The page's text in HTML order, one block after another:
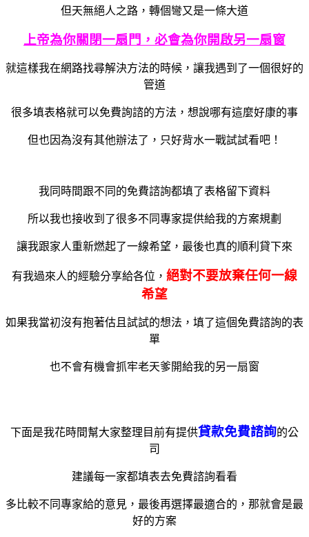
但天無絕人之路，轉個彎又是一條大道
上帝為你關閉一扇門，必會為你開啟另一扇窗
就這樣我在網路找尋解決方法的時候，讓我遇到了一個很好的
管道
很多填表格就可以免費詢諮的方法，想說哪有這麼好康的事
但也因為沒有其他辦法了，只好背水一戰試試看吧！
我同時間跟不同的免費諮詢都填了表格留下資料
所以我也接收到了很多不同專家提供給我的方案規劃
讓我跟家人重新燃起了一線希望，最後也真的順利貸下來
有我過來人的經驗分享給各位， 絕對不要放棄任何一線
希望
如果我當初沒有抱著估且試試的想法，填了這個免費諮詢的表
單
也不會有機會抓牢老天爹開給我的另一扇窗
下面是我花時間幫大家整理目前有提供貸款免費諮詢的公
司
建議每一家都填表去免費諮詢看看
多比較不同專家給的意見，最後再選擇最適合的，那就會是最
好的方案